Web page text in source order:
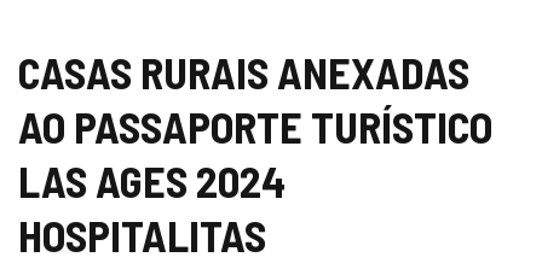
León
CASAS RURAIS ANEXADAS
AO PASSAPORTE TURÍSTICO
LAS AGES 2024
HOSPITALITAS